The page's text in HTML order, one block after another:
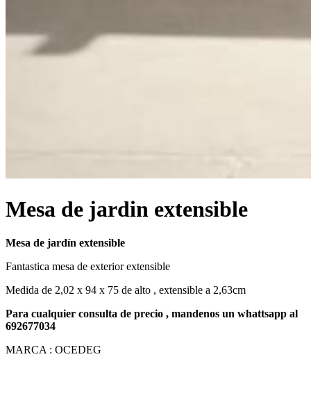
Mesa de jardin extensible
Mesa de jardín extensible
Fantastica mesa de exterior extensible
Medida de 2,02 x 94 x 75 de alto , extensible a 2,63cm
Para cualquier consulta de precio , mandenos un whattsapp al
692677034
MARCA : OCEDEG